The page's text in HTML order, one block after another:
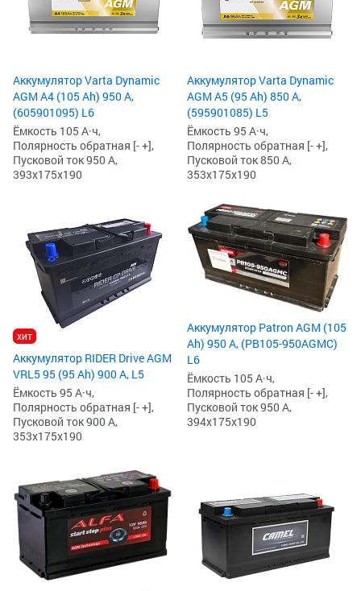
Аккумулятор Varta Dynamic
AGM A4 (105 Ah) 950 А,
(605901095) L6
Ёмкость 105 А·ч,
Полярность обратная [- +],
Пусковой ток 950 А,
393x175x190
Аккумулятор Varta Dynamic
AGM A5 (95 Ah) 850 А,
(595901085) L5
Ёмкость 95 А·ч,
Полярность обратная [- +],
Пусковой ток 850 А,
353x175x190
хит
Аккумулятор RIDER Drive AGM
VRL5 95 (95 Ah) 900 А, L5
Ёмкость 95 А·ч,
Полярность обратная [- +],
Пусковой ток 900 А,
353x175x190
Аккумулятор Patron AGM (105
Ah) 950 А, (PB105-950AGMC)
L6
Ёмкость 105 А·ч,
Полярность обратная [- +],
Пусковой ток 950 А,
394x175x190